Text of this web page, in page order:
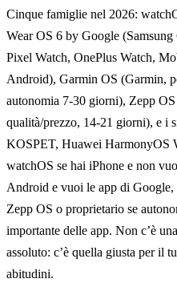
Cinque famiglie nel 2026:
Wear OS 6 by Google
Pixel Watch, OnePlus Watch,
Android), Garmin OS (Garmin,
autonomia 7-30 giorni), Zepp
qualità/prezzo, 14-21 giorni), e i
KOSPET, Huawei HarmonyOS
watchOS se hai iPhone e non
Android e vuoi le app di Google,
Zepp OS o proprietario se
importante delle app. Non c’è
assoluto: c’è quella giusta per il
abitudini.